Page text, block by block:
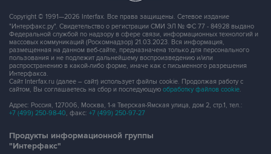
Copyright © 1991—2026 Interfax. Все права защищены. Сетевое издание
"Интерфакс.ру". Свидетельство о регистрации СМИ ЭЛ № ФС 77 - 84928 выдано
Федеральной службой по надзору в сфере связи, информационных технологий и
массовых коммуникаций (Роскомнадзор) 21.03.2023. Вся информация,
размещенная на данном веб-сайте, предназначена только для персонального
пользования и не подлежит дальнейшему воспроизведению и/или
распространению в какой-либо форме, иначе как с письменного разрешения
Интерфакса.
Сайт Interfax.ru (далее – сайт) использует файлы cookie. Продолжая работу с
сайтом, Вы соглашаетесь на сбор и последующую обработку файлов cookie.
Адрес: Россия, 127006, Москва, 1-я Тверская-Ямская улица, дом 2, стр.1, тел.:
+7 (499) 250-98-40, факс: +7 (499) 250-97-27
Продукты информационной группы
"Интерфакс"